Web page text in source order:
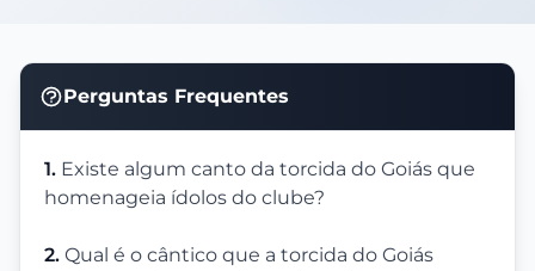
Perguntas Frequentes
1. Existe algum canto da torcida do Goiás que
homenageia ídolos do clube?
2. Qual é o cântico que a torcida do Goiás